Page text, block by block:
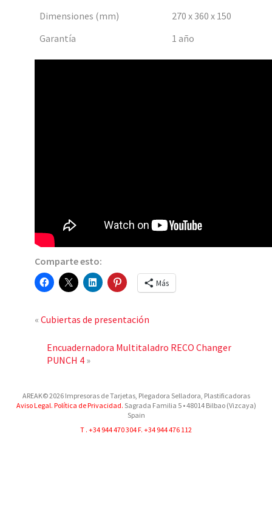
Dimensiones (mm)
270 x 360 x 150
Garantía
1 año
Comparte esto:
Más
« Cubiertas de presentación
Encuadernadora Multitaladro RECO Changer
PUNCH 4»
AREAK© 2026 Impresoras de Tarjetas, Plegadora Selladora, Plastificadoras
Aviso Legal. Política de Privacidad. Sagrada Familia 5•48014 Bilbao (Vizcaya)
Spain
T . +34 944 470 304F. +34 944 476 112